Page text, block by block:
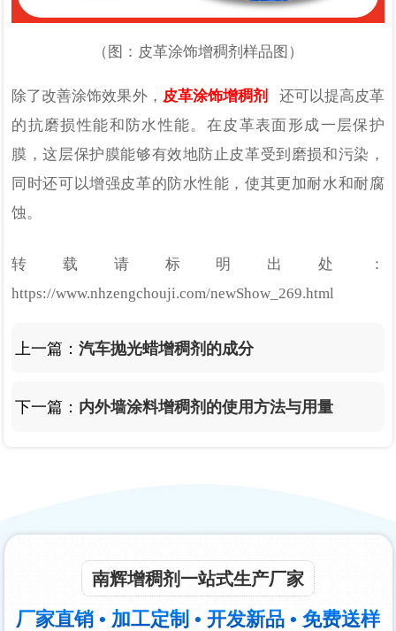
（图：皮革涂饰增稠剂样品图）
除了改善涂饰效果外， 皮革涂饰增稠剂
还可以提高皮革
的抗磨损性能和防水性能。在皮革表面形成一层保护
膜，这层保护膜能够有效地防止皮革受到磨损和污染，
同时还可以增强皮革的防水性能，使其更加耐水和耐腐
蚀。
转载请标明出处：
https://www.nhzengchouji.com/newShow_269.html
上一篇：汽车抛光蜡增稠剂的成分
下一篇： 内外墙涂料增稠剂的使用方法与用量
南辉增稠剂一站式生产厂家
厂家直销 • 加工定制 • 开发新品 • 免费送样